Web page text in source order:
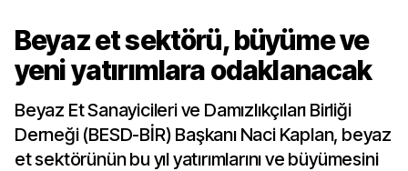
Beyaz et sektörü, büyüme ve
yeni yatırımlara odaklanacak
Beyaz Et Sanayicileri ve Damızlıkçıları Birliği
Derneği (BESD-BİR) Başkanı Naci Kaplan, beyaz
et sektörünün bu yıl yatırımlarını ve büyümesini